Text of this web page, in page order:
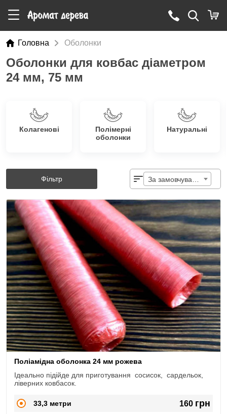
Головна Оболонки
Оболонки для ковбас діаметром
24 мм, 75 мм
Колагенові
Полімерні
оболонки
Натуральні
Фільтр
Поліамідна оболонка 24 мм рожева
Ідеально підійде для приготування сосисок, сардельок,
ліверних ковбасок.
33,3 метри 160 грн